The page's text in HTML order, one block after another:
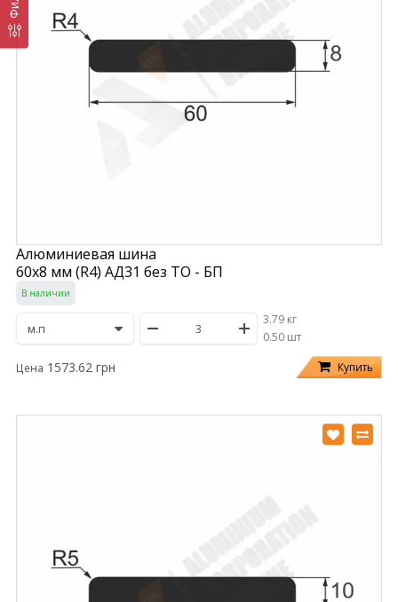
Алюминиевая шина
60х8 мм (R4) АД31 без ТО - БП
В наличии
3.79 кг
/0.50 шт
Цена 1573.62 грн Купить